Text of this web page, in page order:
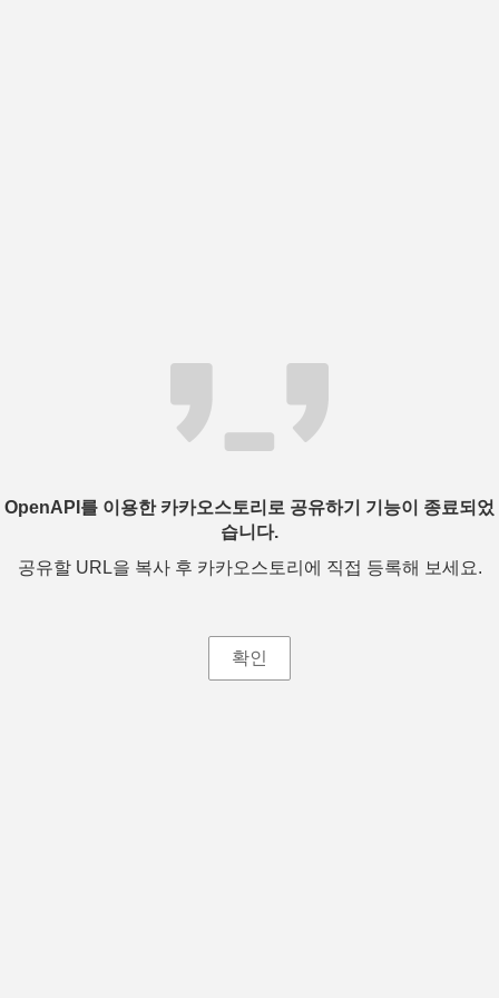
OpenAPI를 이용한 카카오스토리로 공유하기 기능이 종료되었
습니다.
공유할 URL을 복사 후 카카오스토리에 직접 등록해 보세요.
확인